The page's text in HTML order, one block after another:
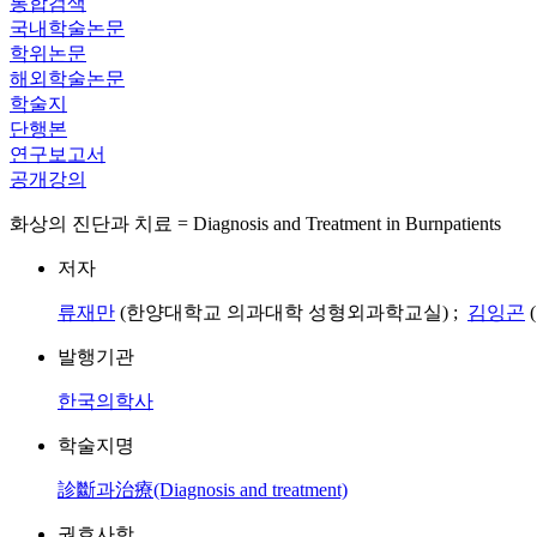
국내학술논문
학위논문
해외학술논문
학술지
단행본
연구보고서
공개강의
화상의 진단과 치료 = Diagnosis and Treatment in Burnpatients
저자
류재만 (한양대학교 의과대학 성형외과학교실) ; 김잉곤
발행기관
한국의학사
학술지명
診斷과治療(Diagnosis and treatment)